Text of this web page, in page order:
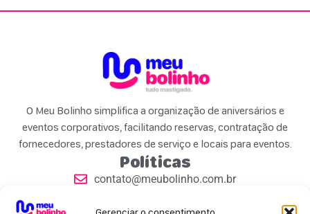
O Meu Bolinho simplifica a organização de aniversários e
eventos corporativos, facilitando reservas, contratação de
fornecedores, prestadores de serviço e locais para eventos.
Políticas
contato@meubolinho.com.br